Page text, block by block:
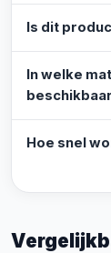
Is dit
In welke
Hoe snel